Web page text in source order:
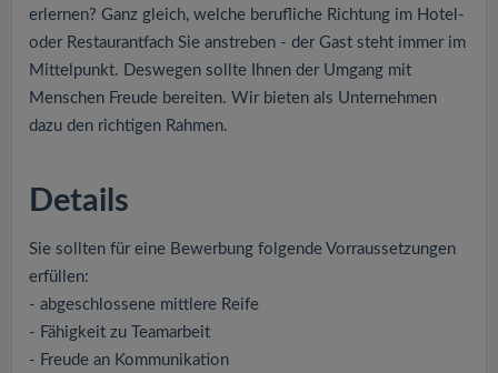
erlernen? Ganz gleich, welche berufliche Richtung im Hotel-
oder Restaurantfach Sie anstreben - der Gast steht immer im
Mittelpunkt. Deswegen sollte Ihnen der Umgang mit
Menschen Freude bereiten. Wir bieten als Unternehmen
dazu den richtigen Rahmen.
Details
Sie sollten für eine Bewerbung folgende Vorraussetzungen
erfüllen:
- abgeschlossene mittlere Reife
- Fähigkeit zu Teamarbeit
- Freude an Kommunikation